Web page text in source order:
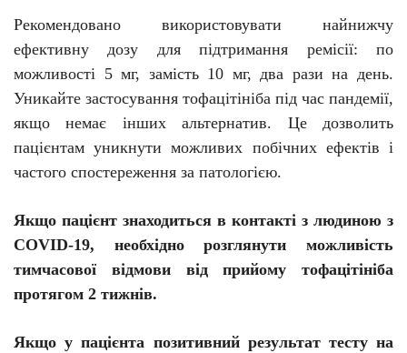
Рекомендовано використовувати найнижчу
ефективну дозу для підтримання ремісії: по
можливості 5 мг, замість 10 мг, два рази на день.
Уникайте застосування тофацітініба під час пандемії,
якщо немає інших альтернатив. Це дозволить
пацієнтам уникнути можливих побічних ефектів і
частого спостереження за патологією.
Якщо пацієнт знаходиться в контакті з людиною з
COVID-19, необхідно розглянути можливість
тимчасової відмови від прийому тофацітініба
протягом 2 тижнів.
Якщо у пацієнта позитивний результат тесту на